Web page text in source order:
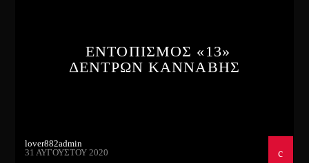
ΕΝΤΟΠΙΣΜΟΣ «13»
ΔΕΝΤΡΩΝ ΚΑΝΝΑΒΗΣ
lover882admin
31 ΑΥΓΟΎΣΤΟΥ 2020